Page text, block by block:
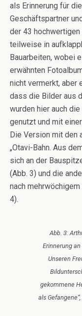
als Erinnerung für
Geschäftspartner
der 43
teilweise in
Bauarbeiten, wobei
erwähnten
nicht vermerkt, aber
dass die Bilder aus
wurden hier auch
genutzt und mit
Die Version mit den
„Otavi-Bahn. Aus
sich an der
(Abb. 3) und die
nach mehrwöchigem
4).
Abb. 3:
Erinnerung an
Unseren
gekommene
als